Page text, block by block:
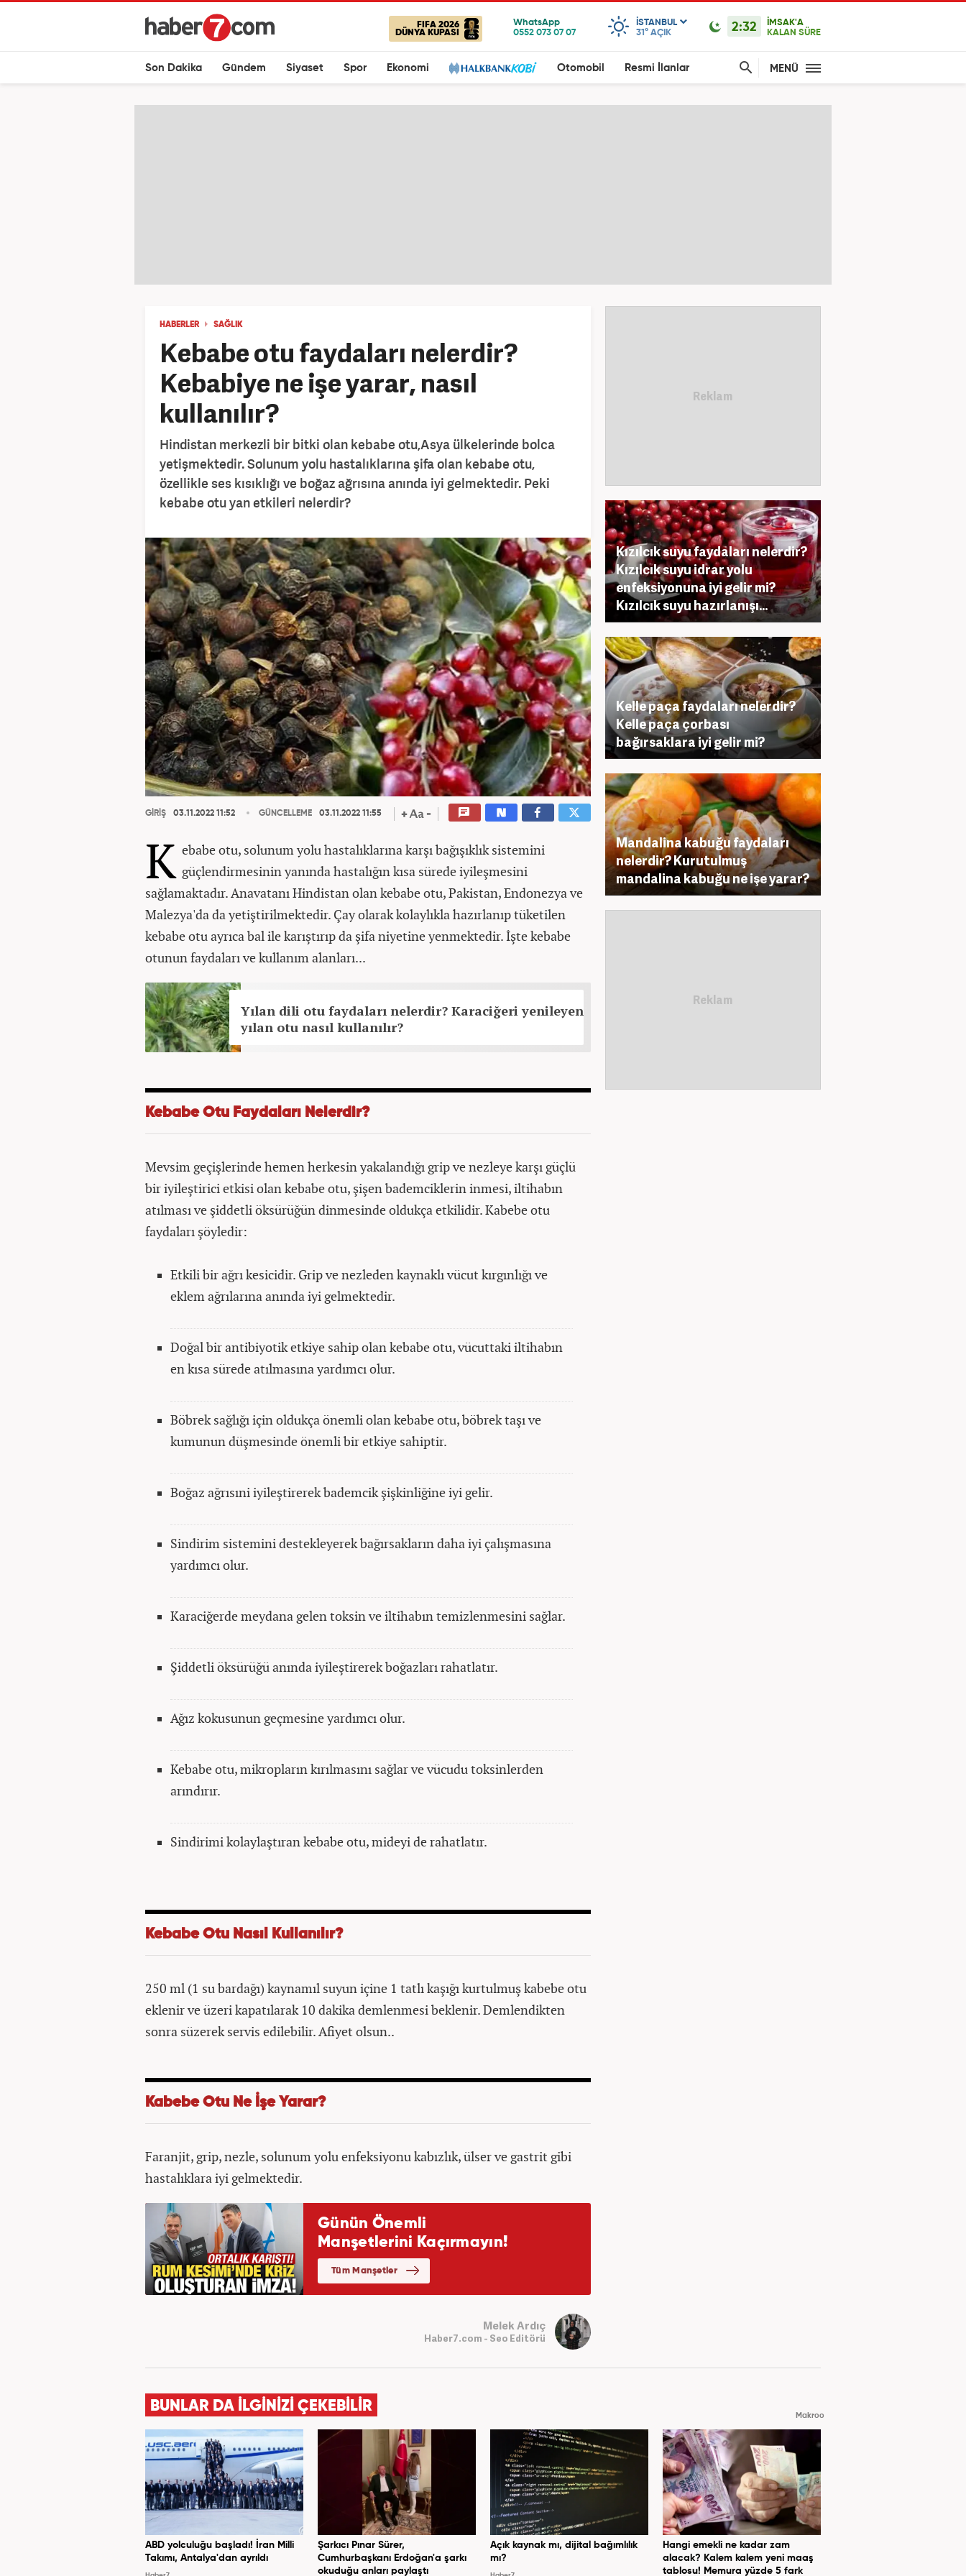
FIFA 2026
DÜNYA KUPASI
ISTANBUL
31° AÇIK 2:32
İMSAK'A
KALAN SÜRE
Son Dakika Gündem Siyaset Spor Ekonomi Otomobil Resmi İlanlar MENÜ
HABERLER SAĞLIK
Kebabe otu faydaları nelerdir?
Kebabiye ne işe yarar, nasıl
kullanılır?
Hindistan merkezli bir bitki olan kebabe otu,Asya ülkelerinde bolca
yetişmektedir. Solunum yolu hastalıklarına şifa olan kebabe otu,
özellikle ses kısıklığı ve boğaz ağrısına anında iyi gelmektedir. Peki
kebabe otu yan etkileri nelerdir?
GİRİŞ 03.11.2022 11:52 GÜNCELLEME 03.11.2022 11:55
K ebabe otu, solunum yolu hastalıklarına karşı bağışıklık sistemini
güçlendirmesinin yanında hastalığın kısa sürede iyileşmesini
sağlamaktadır. Anavatanı Hindistan olan kebabe otu, Pakistan, Endonezya ve
Malezya'da da yetiştirilmektedir. Çay olarak kolaylıkla hazırlanıp tüketilen
kebabe otu ayrıca bal ile karıştırıp da şifa niyetine yenmektedir. İşte kebabe
otunun faydaları ve kullanım alanları...
Yılan dili otu faydaları nelerdir? Karaciğeri yenileyen
yılan otu nasıl kullanılır?
Kebabe Otu Faydaları Nelerdir?
Mevsim geçişlerinde hemen herkesin yakalandığı grip ve nezleye karşı güçlü
bir iyileştirici etkisi olan kebabe otu, şişen bademciklerin inmesi, iltihabın
atılması ve şiddetli öksürüğün dinmesinde oldukça etkilidir. Kabebe otu
faydaları şöyledir:
Etkili bir ağrı kesicidir. Grip ve nezleden kaynaklı vücut kırgınlığı ve
eklem ağrılarına anında iyi gelmektedir.
Doğal bir antibiyotik etkiye sahip olan kebabe otu, vücuttaki iltihabın
en kısa sürede atılmasına yardımcı olur.
Böbrek sağlığı için oldukça önemli olan kebabe otu, böbrek taşı ve
kumunun düşmesinde önemli bir etkiye sahiptir.
Boğaz ağrısıni iyileştirerek bademcik şişkinliğine iyi gelir.
Sindirim sistemini destekleyerek bağırsakların daha iyi çalışmasına
yardımcı olur.
Karaciğerde meydana gelen toksin ve iltihabın temizlenmesini sağlar.
Şiddetli öksürüğü anında iyileştirerek boğazları rahatlatır.
Ağız kokusunun geçmesine yardımcı olur.
Kebabe otu, mikropların kırılmasını sağlar ve vücudu toksinlerden
arındırır.
Sindirimi kolaylaştıran kebabe otu, mideyi de rahatlatır.
Kebabe Otu Nasıl Kullanılır?
250 ml (1 su bardağı) kaynamıl suyun içine 1 tatlı kaşığı kurtulmuş kabebe otu
eklenir ve üzeri kapatılarak 10 dakika demlenmesi beklenir. Demlendikten
sonra süzerek servis edilebilir. Afiyet olsun..
Kabebe Otu Ne İşe Yarar?
Faranjit, grip, nezle, solunum yolu enfeksiyonu kabızlık, ülser ve gastrit gibi
hastalıklara iyi gelmektedir.
Melek Ardıç
Haber7.com - Seo Editörü
Kızılcık suyu faydaları nelerdir?
Kızılcık suyu idrar yolu
enfeksiyonuna iyi gelir mi?
Kızılcık suyu hazırlanışı...
Kelle paça faydaları nelerdir?
Kelle paça çorbası
bağırsaklara iyi gelir mi?
Mandalina kabuğu faydaları
nelerdir? Kurutulmuş
mandalina kabuğu ne işe yarar?
BUNLAR DA İLGİNİZİ ÇEKEBİLİR
Makroo
ABD yolculuğu başladı! İran Milli
Takımı, Antalya'dan ayrıldı
Şarkıcı Pınar Sürer,
Cumhurbaşkanı Erdoğan'a şarkı
okuduğu anları paylaştı
Açık kaynak mı, dijital bağımlılık
mı?
Hangi emekli ne kadar zam
alacak? Kalem kalem yeni maaş
tablosu! Memura yüzde 5 fark